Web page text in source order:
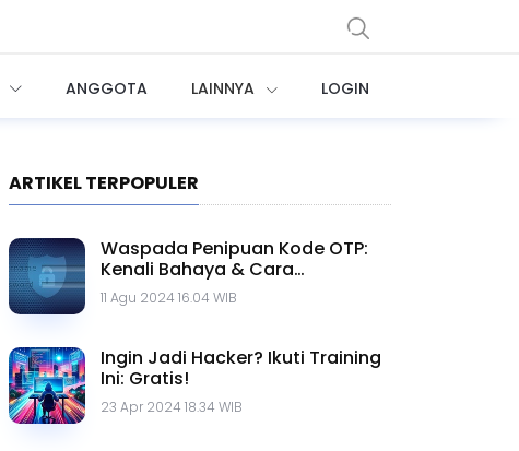
ANGGOTA LAINNYA LOGIN
ARTIKEL TERPOPULER
Waspada Penipuan Kode OTP:
Kenali Bahaya & Cara
Menghindarinya
11 Agu 2024 16.04 WIB
Ingin Jadi Hacker? Ikuti Training
Ini: Gratis!
23 Apr 2024 18.34 WIB